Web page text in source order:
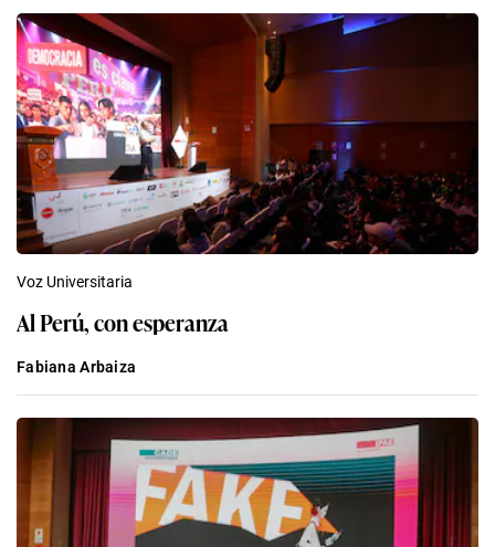
Voz Universitaria
Al Perú, con esperanza
Fabiana Arbaiza